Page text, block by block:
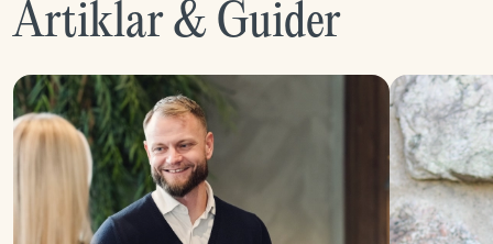
Artiklar & Guider